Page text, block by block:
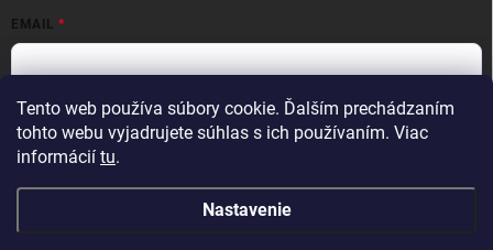
Tento web používa súbory cookie. Ďalším prechádzaním
tohto webu vyjadrujete súhlas s ich používaním. Viac
informácií tu.
Nastavenie
EMAIL
Vložením e-mailu súhlasíte spodmienkami ochrany osobných
údajov
Prihlásiť sa